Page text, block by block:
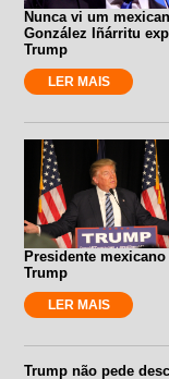
Nunca vi um
González Iñárritu
Trump
LER MAIS
Presidente
Trump
LER MAIS
Trump não pede